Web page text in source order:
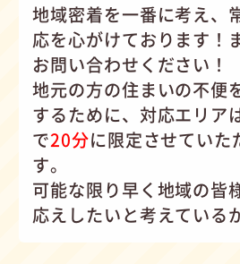
地域密着を一番に考え、
応を心がけております！
お問い合わせください！
地元の方の住まいの不便
するために、対応エリア
で20分に限定させていた
す。
可能な限り早く地域の皆
応えしたいと考えている